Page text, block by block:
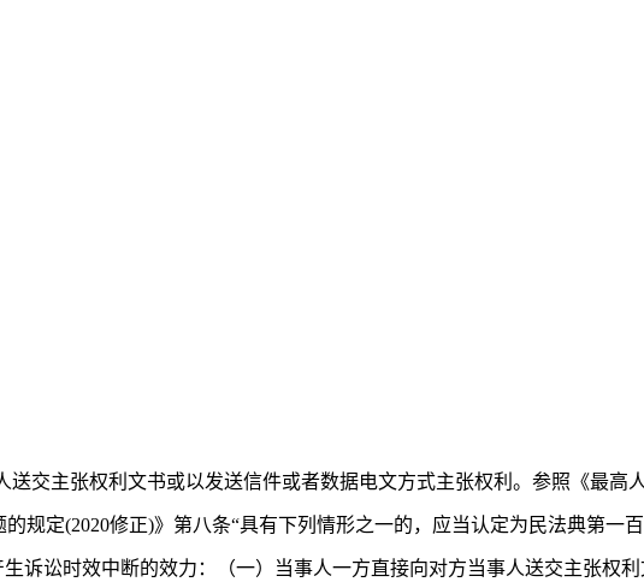
交主张权利文书或以发送信件或者数据电文方式主张权利。参照《最高人
规定(2020修正)》第八条“具有下列情形之一的，应当认定为民法典第一百
诉讼时效中断的效力：（一）当事人一方直接向对方当事人送交主张权利